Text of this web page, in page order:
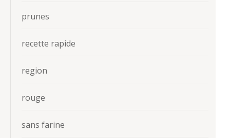
prunes
recette rapide
region
rouge
sans farine